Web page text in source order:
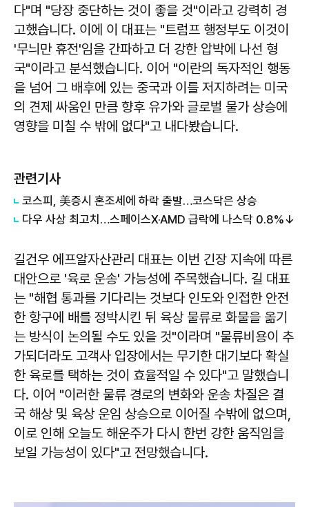
다"며 "당장 중단하는 것이 좋을 것"이라고 강력히 경
고했습니다. 이에 이 대표는 "트럼프 행정부도 이것이
'무늬만 휴전'임을 간파하고 더 강한 압박에 나선 형
국"이라고 분석했습니다. 이어 "이란의 독자적인 행동
을 넘어 그 배후에 있는 중국과 이를 저지하려는 미국
의 견제 싸움인 만큼 향후 유가와 글로벌 물가 상승에
영향을 미칠 수 밖에 없다"고 내다봤습니다.
관련기사
코스피, 美증시 혼조세에 하락 출발…코스닥은 상승
다우 사상 최고치…스페이스X·AMD 급락에 나스닥 0.8%↓
길건우 에프알자산관리 대표는 이번 긴장 지속에 따른
대안으로 '육로 운송' 가능성에 주목했습니다. 길 대표
는 "해협 통과를 기다리는 것보다 인도와 인접한 안전
한 항구에 배를 정박시킨 뒤 육상 물류로 화물을 옮기
는 방식이 논의될 수도 있을 것"이라며 "물류비용이 추
가되더라도 고객사 입장에서는 무기한 대기보다 확실
한 육로를 택하는 것이 효율적일 수 있다"고 말했습니
다. 이어 "이러한 물류 경로의 변화와 운송 차질은 결
국 해상 및 육상 운임 상승으로 이어질 수밖에 없으며,
이로 인해 오늘도 해운주가 다시 한번 강한 움직임을
보일 가능성이 있다"고 전망했습니다.